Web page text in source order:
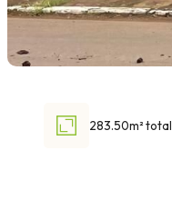
283.50m² total